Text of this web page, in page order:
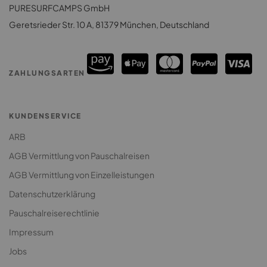
Surfcamps Costa Rica
Surfcamp für Paare
PURESURFCAMPS GmbH
Geretsrieder Str. 10 A, 81379 München, Deutschland
ZAHLUNGSARTEN
KUNDENSERVICE
ARB
AGB Vermittlung von Pauschalreisen
AGB Vermittlung von Einzelleistungen
Datenschutzerklärung
Pauschalreiserechtlinie
Impressum
Jobs